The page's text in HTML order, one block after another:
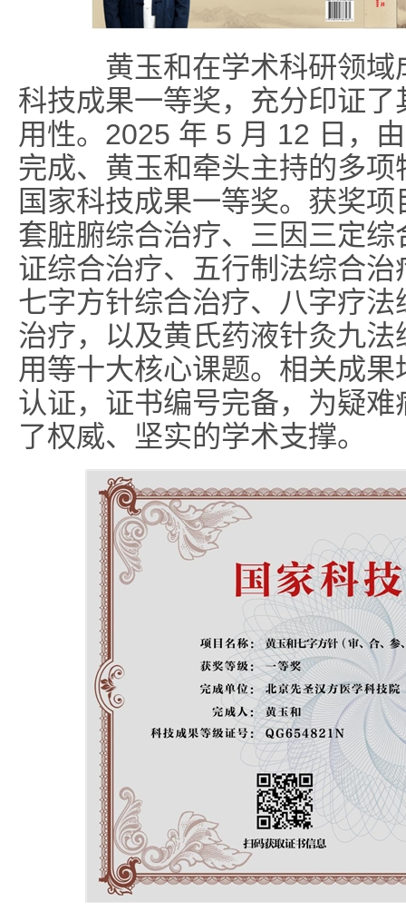
黄玉和在学术科研领域
科技成果一等奖，充分印证
用性。2025 年 5 月 12 日，
完成、黄玉和牵头主持的多
国家科技成果一等奖。获奖
套脏腑综合治疗、三因三定
证综合治疗、五行制法综合
七字方针综合治疗、八字疗
治疗，以及黄氏药液针灸九
用等十大核心课题。相关成果
认证，证书编号完备，为疑
了权威、坚实的学术支撑。